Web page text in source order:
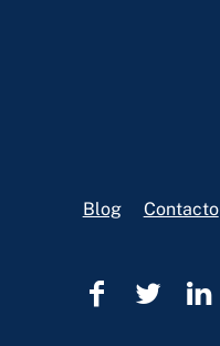
Footer
Blog Contacto
Ohio Ohio